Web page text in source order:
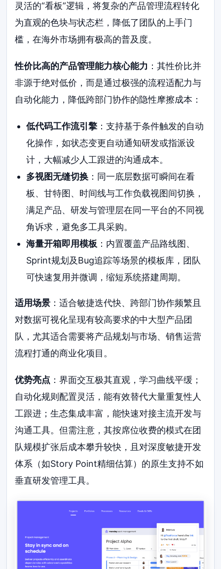
灵活的“看板”逻辑，将复杂的产品管理流程转化
为直观的色块与状态栏，降低了团队的上手门
槛，在海外市场拥有极高的普及度。
性价比高的产品管理能力核心能力 ：其性价比并
非源于绝对低价，而是通过极强的流程适配力与
自动化能力，降低跨部门协作的隐性摩擦成本：
低代码工作流引擎：支持基于条件触发的自动
化操作，如状态变更自动通知研发或指派设
计，大幅减少人工跟进的沟通成本。
多视图无缝切换：同一底层数据可瞬间在看
板、甘特图、时间线与工作负载视图间切换，
满足产品、研发与管理层在同一平台的不同视
角诉求，避免多工具采购。
海量开箱即用模板 ：内置覆盖产品路线图、
Sprint规划及Bug追踪等场景的模板库，团队
可快速复用并微调，缩短系统搭建周期。
适用场景 ：适合敏捷迭代快、跨部门协作频繁且
对数据可视化呈现有较高要求的中大型产品团
队，尤其适合需要将产品规划与市场、销售运营
流程打通的商业化项目。
优势亮点 ：界面交互极其直观，学习曲线平缓；
自动化规则配置灵活，能有效替代大量重复性人
工跟进；生态集成丰富，能快速对接主流开发与
沟通工具。但需注意，其按席位收费的模式在团
队规模扩张后成本攀升较快，且对深度敏捷开发
体系（如Story Point精细估算）的原生支持不如
垂直研发管理工具。